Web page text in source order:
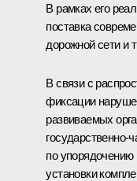
В рамках его
поставка
дорожной сети и
В связи с
фиксации
развиваемых
государственно-
по
установки